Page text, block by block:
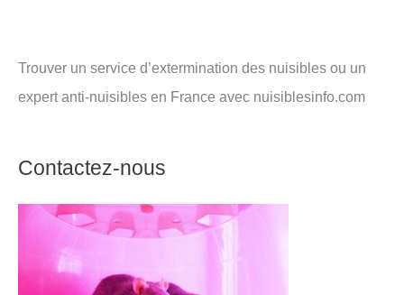
Trouver un service d’extermination des nuisibles ou un
expert anti-nuisibles en France avec nuisiblesinfo.com
Contactez-nous